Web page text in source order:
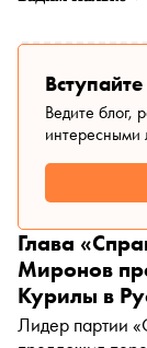
Ведите блог,
интересными
Глава
Миронов
Курилы в
Лидер партии